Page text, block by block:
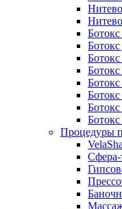
Ботокс
Процедуры
Сфера-